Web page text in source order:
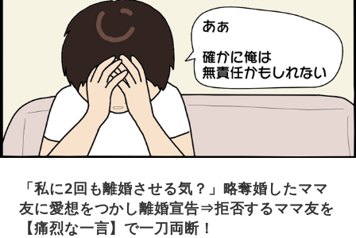
「私に2回も離婚させる気？」略奪婚したママ
友に愛想をつかし離婚宣告⇒拒否するママ友を
【痛烈な一言】で一刀両断！